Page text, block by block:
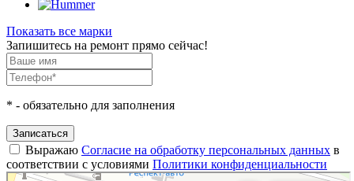
Показать все марки
Запишитесь на ремонт прямо сейчас!
* - обязательно для заполнения
Записаться
Выражаю Согласие на обработку персональных данных в
соответствии с условиями Политики конфиденциальности